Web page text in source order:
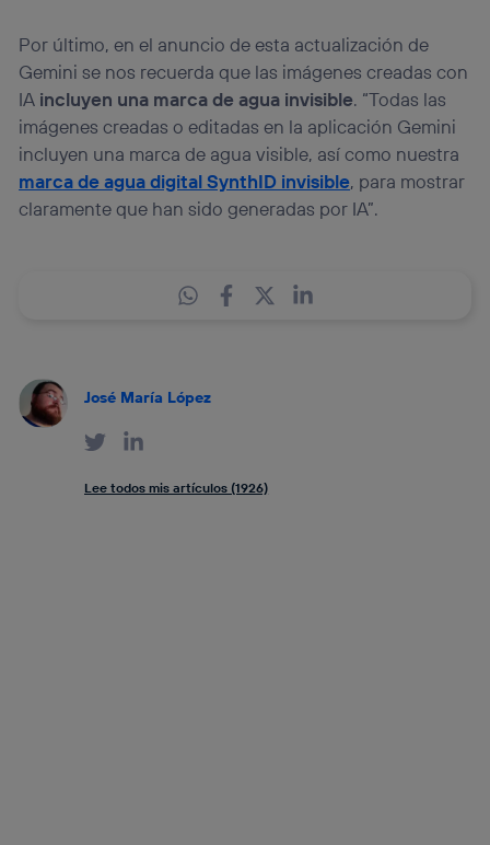
Por último, en el anuncio de esta actualización de
Gemini se nos recuerda que las imágenes creadas con
IA incluyen una marca de agua invisible. “Todas las
imágenes creadas o editadas en la aplicación Gemini
incluyen una marca de agua visible, así como nuestra
marca de agua digital SynthID invisible, para mostrar
claramente que han sido generadas por IA”.
José María López
Lee todos mis artículos (1926)